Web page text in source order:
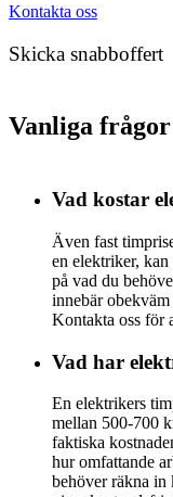
Kontakta oss
Skicka snabboffert
Vanliga
Vad kostar
Även fast
en elektriker,
på vad du
innebär
Kontakta oss för
Vad har
En elektrikers
mellan 500-700
faktiska
hur omfattande
behöver räkna in